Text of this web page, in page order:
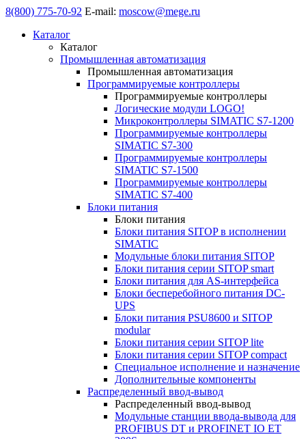
8(800) 775-70-92 E-mail: moscow@mege.ru
Каталог
Каталог
Промышленная автоматизация
Промышленная автоматизация
Программируемые контроллеры
Программируемые контроллеры
Логические модули LOGO!
Микроконтроллеры SIMATIC S7-1200
Программируемые контроллеры
SIMATIC S7-300
Программируемые контроллеры
SIMATIC S7-1500
Программируемые контроллеры
SIMATIC S7-400
Блоки питания
Блоки питания
Блоки питания SITOP в исполнении
SIMATIC
Модульные блоки питания SITOP
Блоки питания серии SITOP smart
Блоки питания для AS-интерфейса
Блоки бесперебойного питания DC-
UPS
Блоки питания PSU8600 и SITOP
modular
Блоки питания серии SITOP lite
Блоки питания серии SITOP compact
Специальное исполнение и назначение
Дополнительные компоненты
Распределенный ввод-вывод
Распределенный ввод-вывод
Модульные станции ввода-вывода для
PROFIBUS DT и PROFINET IO ET